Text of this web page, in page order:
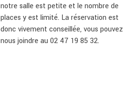
notre salle est petite et le nombre de
places y est limité. La réservation est
donc vivement conseillée, vous pouvez
nous joindre au 02 47 19 85 32.